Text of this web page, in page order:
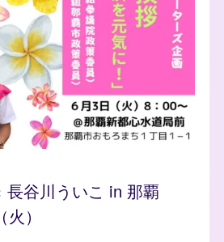
長谷川ういこ in 那覇
）